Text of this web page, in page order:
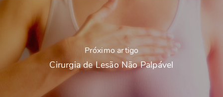
Próximo artigo
Cirurgia de Lesão Não Palpável